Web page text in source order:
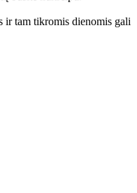
ir tam tikromis dienomis gali